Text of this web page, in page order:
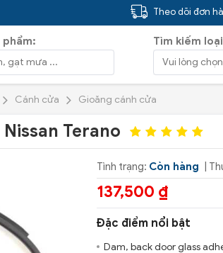
Theo dõi đơn
phẩm: Tìm kiếm
Cánh cửa Gioăng cánh cửa
Terano
Tình trạng: Còn hàng |
137,500 ₫
Đặc điểm nổi bật
Dam, back door glass